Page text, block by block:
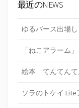
最近のNEWS
ゆるバース出場し
「ねこアラーム
絵本 てんてんて
ソラのトケイ Lite